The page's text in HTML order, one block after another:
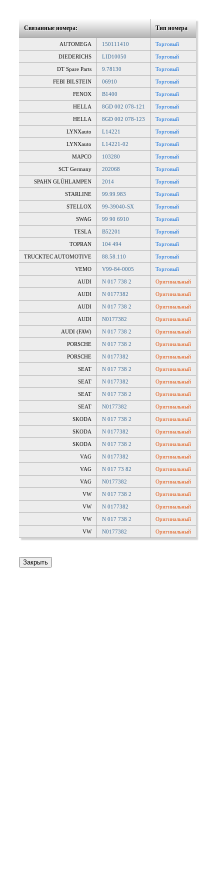
Связанные номера: Тип номера
AUTOMEGA 150111410 Торговый
DIEDERICHS LID10050 Торговый
DT Spare Parts 9.78130 Торговый
FEBI BILSTEIN 06910 Торговый
FENOX B1400 Торговый
HELLA 8GD 002 078-121 Торговый
HELLA 8GD 002 078-123 Торговый
LYNXauto L14221 Торговый
LYNXauto L14221-02 Торговый
MAPCO 103280 Торговый
SCT Germany 202068 Торговый
SPAHN GLÜHLAMPEN 2014 Торговый
STARLINE 99.99.983 Торговый
STELLOX 99-39040-SX Торговый
SWAG 99 90 6910 Торговый
TESLA B52201 Торговый
TOPRAN 104 494 Торговый
TRUCKTEC AUTOMOTIVE 88.58.110 Торговый
VEMO V99-84-0005 Торговый
AUDI N 017 738 2 Оригинальный
AUDI N 0177382 Оригинальный
AUDI N 017 738 2 Оригинальный
AUDI N0177382 Оригинальный
AUDI (FAW) N 017 738 2 Оригинальный
PORSCHE N 017 738 2 Оригинальный
PORSCHE N 0177382 Оригинальный
SEAT N 017 738 2 Оригинальный
SEAT N 0177382 Оригинальный
SEAT N 017 738 2 Оригинальный
SEAT N0177382 Оригинальный
SKODA N 017 738 2 Оригинальный
SKODA N 0177382 Оригинальный
SKODA N 017 738 2 Оригинальный
VAG N 0177382 Оригинальный
VAG N 017 73 82 Оригинальный
VAG N0177382 Оригинальный
VW N 017 738 2 Оригинальный
VW N 0177382 Оригинальный
VW N 017 738 2 Оригинальный
VW N0177382 Оригинальный